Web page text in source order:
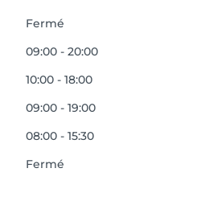
Fermé
09:00 - 20:00
10:00 - 18:00
09:00 - 19:00
08:00 - 15:30
Fermé